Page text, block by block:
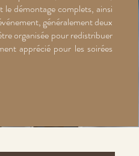
démontage complets, ainsi
généralement deux
organisée pour redistribuer
apprécié pour les soirées